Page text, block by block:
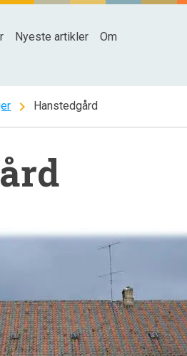
Nyeste artikler Om
chevron_right Hanstedgård